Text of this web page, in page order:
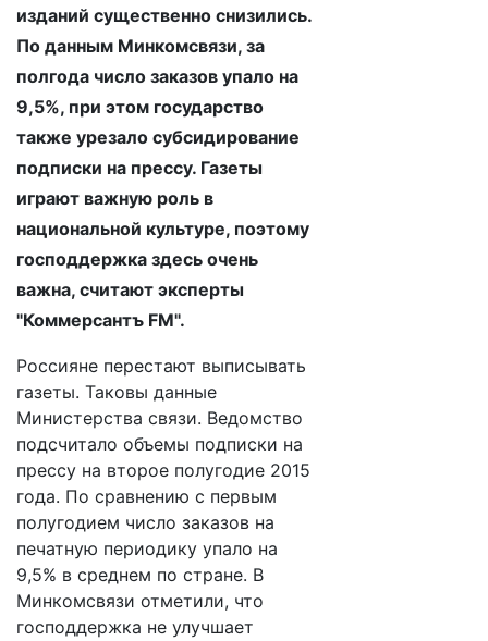
изданий существенно снизились.
По данным Минкомсвязи, за
полгода число заказов упало на
9,5%, при этом государство
также урезало субсидирование
подписки на прессу. Газеты
играют важную роль в
национальной культуре, поэтому
господдержка здесь очень
важна, считают эксперты
"Коммерсантъ FM".
Россияне перестают выписывать
газеты. Таковы данные
Министерства связи. Ведомство
подсчитало объемы подписки на
прессу на второе полугодие 2015
года. По сравнению с первым
полугодием число заказов на
печатную периодику упало на
9,5% в среднем по стране. В
Минкомсвязи отметили, что
господдержка не улучшает